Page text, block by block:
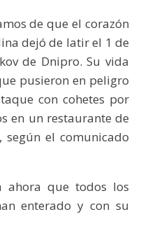
de que el corazón
dejó de latir el 1 de
de Dnipro. Su vida
pusieron en peligro
con cohetes por
en un restaurante de
el comunicado
ahora que todos los
enterado y con su